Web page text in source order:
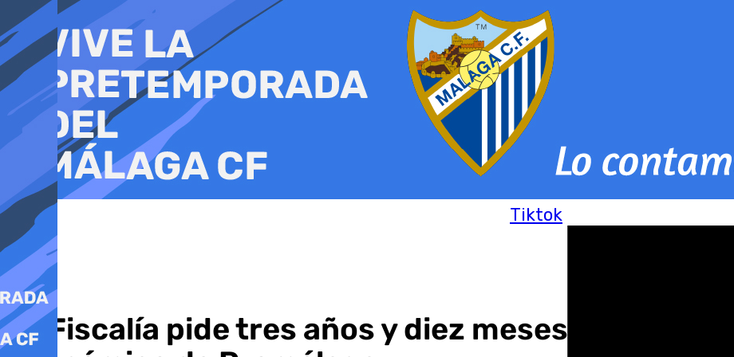
al
contenido
Tiktok
La Fiscalía pide tres años y diez meses de cárcel